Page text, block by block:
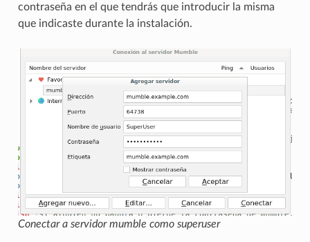
contraseña en el que tendrás que introducir la misma
que indicaste durante la instalación.
Conectar a servidor mumble como superuser